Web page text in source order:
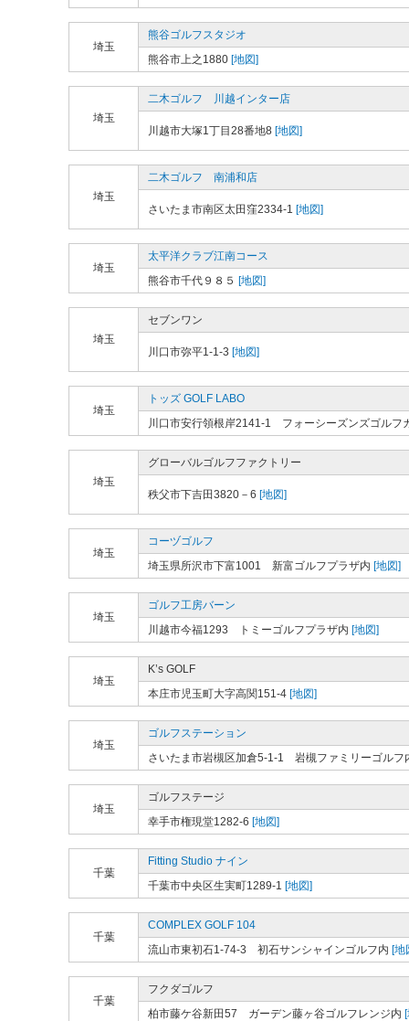
埼玉
熊谷ゴルフスタジオ
熊谷市上之1880 [地図]
埼玉
二木ゴルフ 川越インター店
川越市大塚1丁目28番地8 [地図]
埼玉
二木ゴルフ 南浦和店
さいたま市南区太田窪2334-1 [地図]
埼玉
太平洋クラブ江南コース
熊谷市千代９８５ [地図]
埼玉
セブンワン
川口市弥平1-1-3 [地図]
埼玉
トッズ GOLF LABO
川口市安行領根岸2141-1 フォーシーズンズゴルフ
埼玉
グローバルゴルフファクトリー
秩父市下吉田3820－6 [地図]
埼玉
コーヅゴルフ
埼玉県所沢市下富1001 新富ゴルフプラザ内 [地図]
埼玉
ゴルフ工房バーン
川越市今福1293 トミーゴルフプラザ内 [地図]
埼玉
K’s GOLF
本庄市児玉町大字高関151-4 [地図]
埼玉
ゴルフステーション
さいたま市岩槻区加倉5-1-1 岩槻ファミリーゴルフ
埼玉
ゴルフステージ
幸手市権現堂1282-6 [地図]
千葉
Fitting Studio ナイン
千葉市中央区生実町1289-1 [地図]
千葉
COMPLEX GOLF 104
流山市東初石1-74-3 初石サンシャインゴルフ内 [地
千葉
フクダゴルフ
柏市藤ケ谷新田57 ガーデン藤ヶ谷ゴルフレンジ内